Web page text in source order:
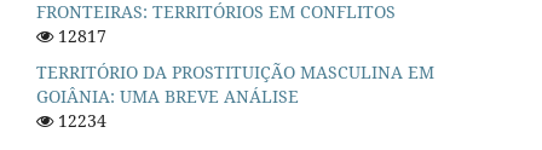
FRONTEIRAS: TERRITÓRIOS EM CONFLITOS
12817
TERRITÓRIO DA PROSTITUIÇÃO MASCULINA EM
GOIÂNIA: UMA BREVE ANÁLISE
12234